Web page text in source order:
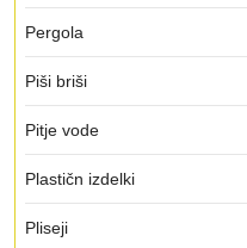
Pergola
Piši briši
Pitje vode
Plastičn izdelki
Pliseji